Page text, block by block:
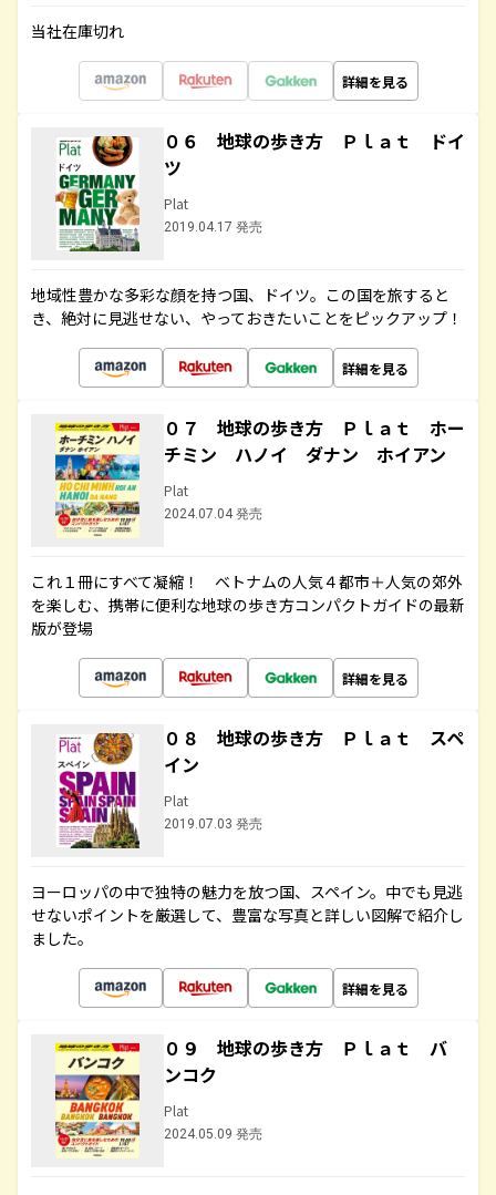
当社在庫切れ
詳細を見る
０６ 地球の歩き方 Ｐｌａｔ ドイ
ツ
Plat
2019.04.17 発売
地域性豊かな多彩な顔を持つ国、ドイツ。この国を旅すると
き、絶対に見逃せない、やっておきたいことをピックアップ！
詳細を見る
０７ 地球の歩き方 Ｐｌａｔ ホー
チミン ハノイ ダナン ホイアン
Plat
2024.07.04 発売
これ１冊にすべて凝縮！ ベトナムの人気４都市＋人気の郊外
を楽しむ、携帯に便利な地球の歩き方コンパクトガイドの最新
版が登場
詳細を見る
０８ 地球の歩き方 Ｐｌａｔ スペ
イン
Plat
2019.07.03 発売
ヨーロッパの中で独特の魅力を放つ国、スペイン。中でも見逃
せないポイントを厳選して、豊富な写真と詳しい図解で紹介し
ました。
詳細を見る
０９ 地球の歩き方 Ｐｌａｔ バ
ンコク
Plat
2024.05.09 発売